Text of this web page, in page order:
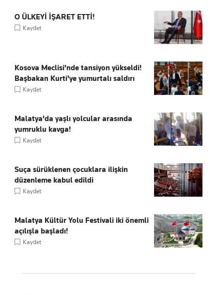
O ÜLKEYİ İŞARET ETTİ!
Kaydet
Kosova Meclisi'nde tansiyon yükseldi!
Başbakan Kurti'ye yumurtalı saldırı
Kaydet
Malatya'da yaşlı yolcular arasında
yumruklu kavga!
Kaydet
Suça sürüklenen çocuklara ilişkin
düzenleme kabul edildi
Kaydet
Malatya Kültür Yolu Festivali iki önemli
açılışla başladı!
Kaydet